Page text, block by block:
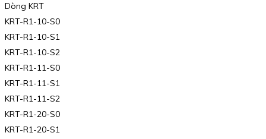
Dòng KRT
KRT-R1-10-S0
KRT-R1-10-S1
KRT-R1-10-S2
KRT-R1-11-S0
KRT-R1-11-S1
KRT-R1-11-S2
KRT-R1-20-S0
KRT-R1-20-S1